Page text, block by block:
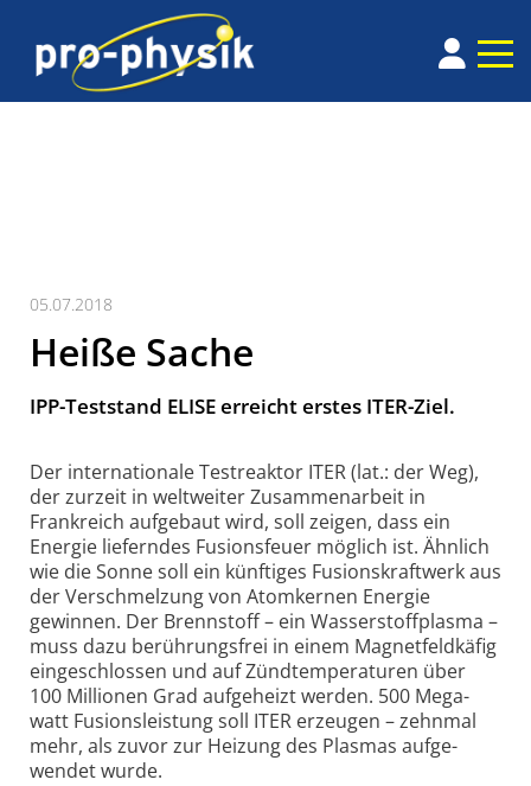
05.07.2018
Heiße Sache
IPP-Teststand ELISE erreicht erstes ITER-Ziel.
Der inter­nationale Testreaktor ITER (lat.: der Weg),
der zurzeit in weltweiter Zusam­men­arbeit in
Frankreich aufgebaut wird, soll zeigen, dass ein
Energie lieferndes Fusions­feuer möglich ist. Ähnlich
wie die Sonne soll ein künftiges Fusions­kraftwerk aus
der Ver­schmel­zung von Atom­kernen Energie
gewinnen. Der Brenn­stoff – ein Wasser­stoff­plasma –
muss dazu be­rührungs­frei in einem Magnet­feld­käfig
einge­schlossen und auf Zünd­tempe­raturen über
100 Millionen Grad aufgeheizt werden. 500 Mega­
watt Fusions­leistung soll ITER erzeugen – zehnmal
mehr, als zuvor zur Heizung des Plasmas aufge­
wendet wurde.